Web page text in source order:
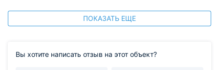
ПОКАЗАТЬ ЕЩЕ
Вы хотите написать отзыв на этот объект?